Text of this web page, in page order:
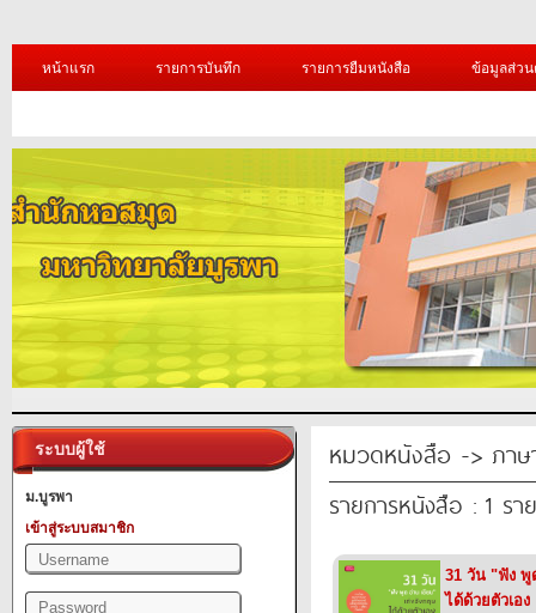
หน้าแรก รายการบันทึก รายการยืมหนังสือ ข้อมูลส่ว
ระบบผู้ใช้
ม.บูรพา
เข้าสู่ระบบสมาชิก
หมวดหนังสือ -> ภาษ
รายการหนังสือ : 1 รา
31 วัน "ฟัง พู
ได้ด้วยตัวเอง